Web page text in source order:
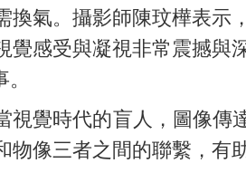
氣。攝影師陳玟樺表示
感受與凝視非常震撼與
覺時代的盲人，圖像傳
像三者之間的聯繫，有